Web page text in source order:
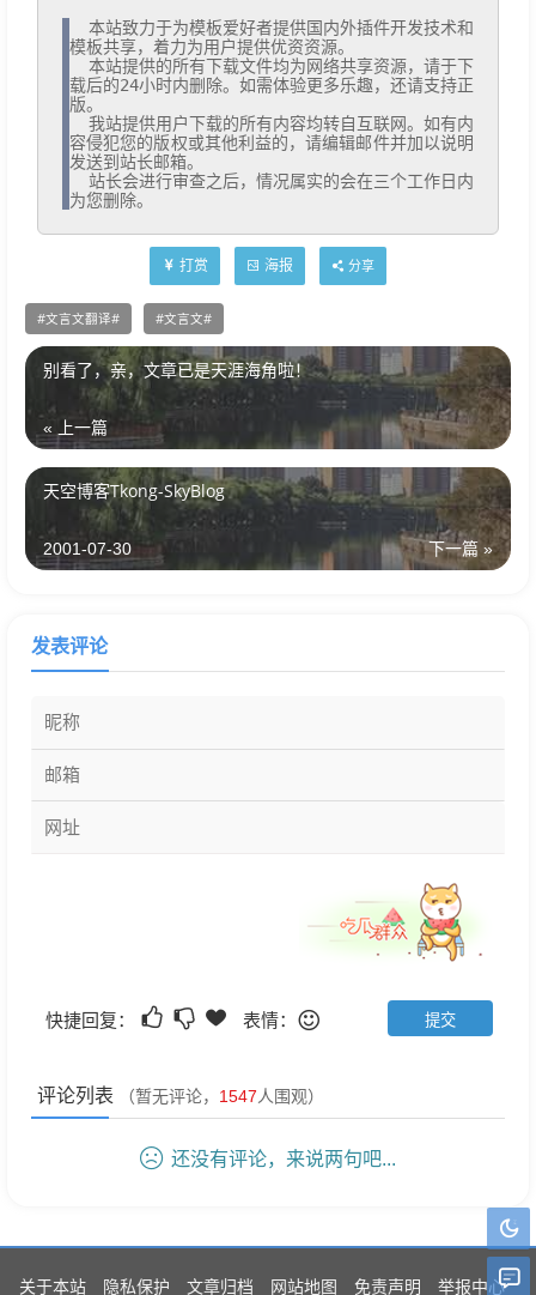
模板共享，着力为用户提供优资资源。
载后的24小时内删除。如需体验更多乐趣，还请支持正
版。
容侵犯您的版权或其他利益的，请编辑邮件并加以说明
发送到站长邮箱。
为您删除。
打赏 海报 分享
文言文翻译 文言文
别看了，亲，文章已是天涯海角啦！
« 上一篇
天空博客Tkong-SkyBlog
下一篇 »
2001-07-30
发表评论
快捷回复： 表情：
评论列表 （暂无评论， 1547人围观）
还没有评论，来说两句吧...
关于本站 隐私保护 文章归档 网站地图 免责声明 举报中心